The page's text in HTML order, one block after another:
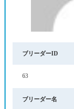
ブリーダーID
63
ブリーダー名